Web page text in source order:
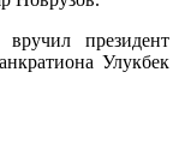
президент
Улукбек